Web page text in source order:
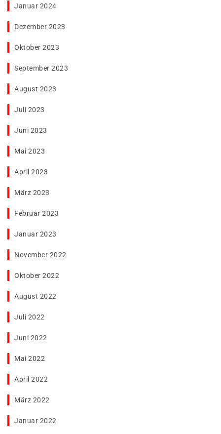
Januar 2024
Dezember 2023
Oktober 2023
September 2023
August 2023
Juli 2023
Juni 2023
Mai 2023
April 2023
März 2023
Februar 2023
Januar 2023
November 2022
Oktober 2022
August 2022
Juli 2022
Juni 2022
Mai 2022
April 2022
März 2022
Januar 2022